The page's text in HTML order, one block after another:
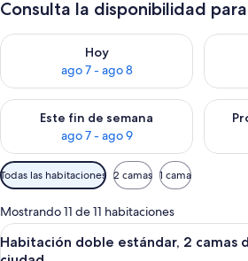
Consulta la disponibilidad
Hoy
ago 7 - ago 8
Consulta la disponibilidad para hoy
Este fin de semana
ago 7 - ago 9
Consulta la disponibilidad para este
Filtros
disponibles
para
las
habitaciones
Todas las habitaciones 2 camas 1 cama
Mostrando 11 de 11 habitaciones
Ver
todas
Una
6
Habitación doble estándar, 2 camas